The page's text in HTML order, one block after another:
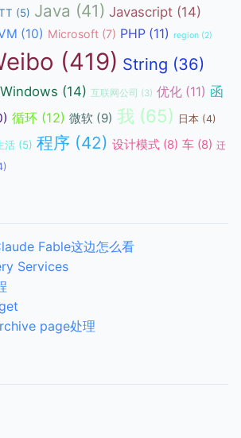
(5) Java (41) Javascript (14)
(10) Microsoft (7) PHP (11) region (2)
(419) String (36)
Windows (14) 互联网公司 (3) 优化 (11) 函
循环 (12) 微软 (9) 我 (65) 日本 (4)
活 (5) 程序 (42) 设计模式 (8) 车 (8) 迁
Fable这边怎么看
Services
page处理